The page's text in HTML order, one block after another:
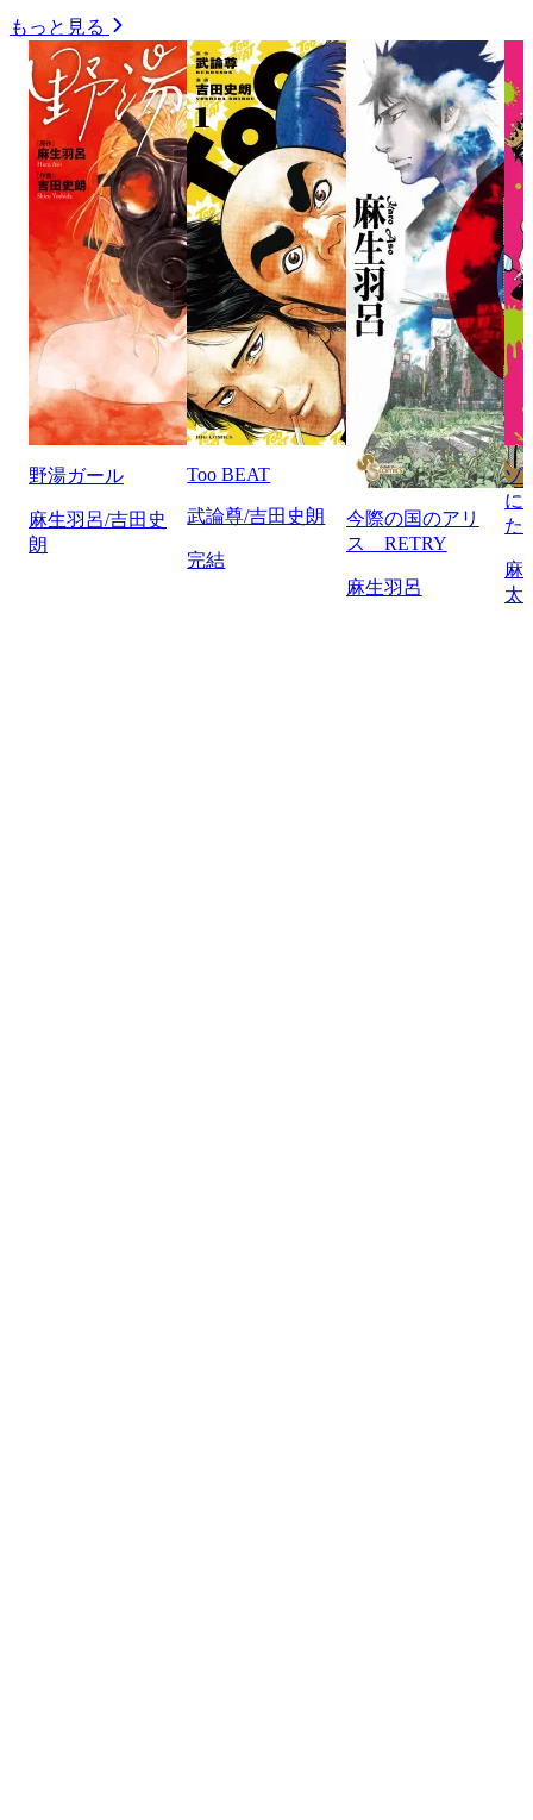
もっと見る
野湯ガール
麻生羽呂/吉田史
朗
Too BEAT
武論尊/吉田史朗
完結
今際の国のアリ
ス RETRY
麻生羽呂
ゾ
に
た
麻
太